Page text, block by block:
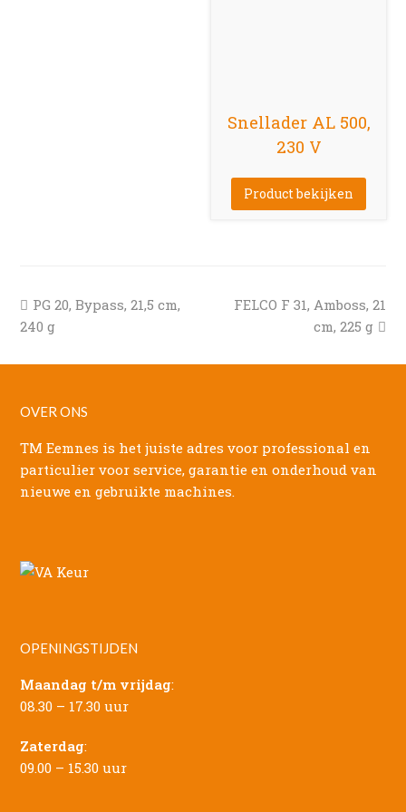
Snellader AL 500,
230 V
Product bekijken
previous
post:
PG 20, Bypass, 21,5 cm,
240 g
next
FELCO F 31, Amboss, 21
cm, 225 g
OVER ONS
TM Eemnes is het juiste adres voor professional en
particulier voor service, garantie en onderhoud van
nieuwe en gebruikte machines.
OPENINGSTIJDEN
Maandag t/m vrijdag:
08.30 – 17.30 uur
Zaterdag:
09.00 – 15.30 uur